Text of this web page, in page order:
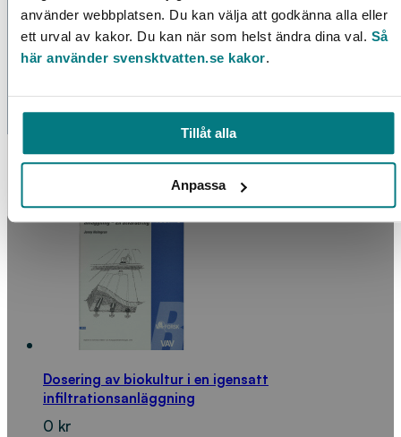
använder webbplatsen. Du kan välja att godkänna alla eller
ett urval av kakor. Du kan när som helst ändra dina val. Så
här använder svensktvatten.se kakor.
Tillåt alla
Anpassa
Sofie Olofsson,Stephan J Köhler,Theodor
HalldinProdukttyp:Nedladdningsbar PDF och
Gratis
Dosering av biokultur i en igensatt
infiltrationsanläggning
0 kr